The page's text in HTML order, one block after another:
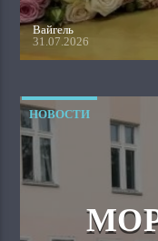
Вайгель
31.07.2026
НОВОСТИ